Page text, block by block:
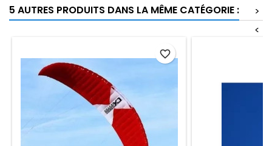
5 AUTRES PRODUITS DANS LA MÊME CATÉGORIE :
>
<
favorite_border